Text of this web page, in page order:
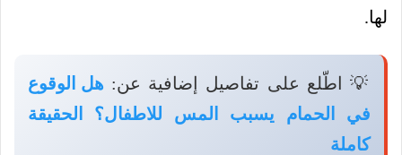
لها.
💡 اطّلع على تفاصيل إضافية عن: هل الوقوع
في الحمام يسبب المس للاطفال؟ الحقيقة
كاملة